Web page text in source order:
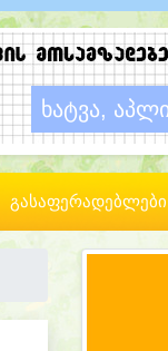
გასაფერადებლები